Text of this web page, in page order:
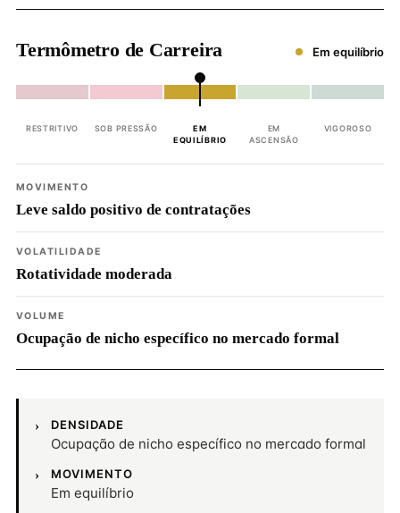
Termômetro de Carreira Em equilíbrio
RESTRITIVO SOB PRESSÃO
EM
EQUILÍBRIO
EM
ASCENSÃO
VIGOROSO
MOVIMENTO
Leve saldo positivo de contratações
VOLATILIDADE
Rotatividade moderada
VOLUME
Ocupação de nicho específico no mercado formal
DENSIDADE
Ocupação de nicho específico no mercado formal
MOVIMENTO
Em equilíbrio